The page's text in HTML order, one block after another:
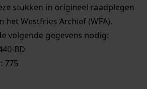
stukken in origineel raadplegen
het Westfries Archief (WFA).
volgende gegevens nodig:
BD
775